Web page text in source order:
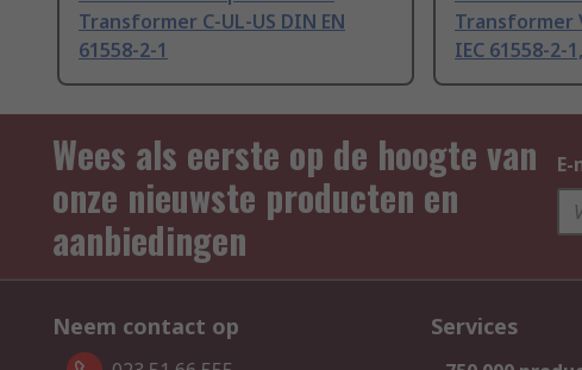
Transformer C-UL-US DIN EN
61558-2-1
Transformer
IEC 61558-2-
Wees als eerste op de hoogte van
onze nieuwste producten en
aanbiedingen
Neem contact op Services